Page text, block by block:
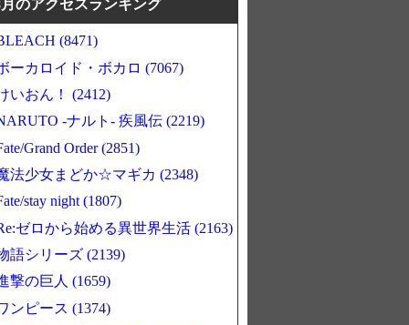
のアクセスランキング
(8471)
ーカロイド・ボカロ (7067)
いおん！ (2412)
-ナルト- 疾風伝 (2219)
Grand Order (2851)
法少女まどか☆マギカ (2348)
stay night (1807)
ゼロから始める異世界生活 (2163)
語シリーズ (2139)
撃の巨人 (1659)
ンピース (1374)